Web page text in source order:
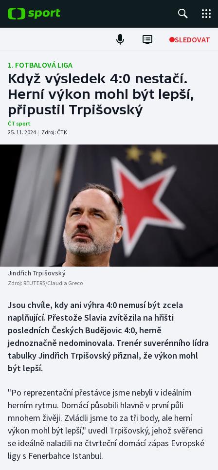
SLEDOVAT
Fotbal
Hokej
Tenis
Atletika
Cyklistika
DALŠÍ SPORTY
Americký fotbal
Baseball a softbal
Basketbal
Biatlon
Box
Curling
Dostihy
Futsal
Golf
Gymnastika
NEPŘEHLÉDNĚTE
Historické návraty
Aplikace ČT sport
1. FOTBALOVÁ LIGA
Když výsledek 4:0 nestačí.
Herní výkon mohl být lepší,
připustil Trpišovský
ČT sport
25. 11. 2024 | Zdroj: ČTK
Jindřich Trpišovský
Zdroj: REUTERS/Claudia Greco
Jsou chvíle, kdy ani výhra 4:0 nemusí být zcela
naplňující. Přestože Slavia zvítězila na hřišti
posledních Českých Budějovic 4:0, herně
jednoznačně nedominovala. Trenér suverénního lídra
tabulky Jindřich Trpišovský přiznal, že výkon mohl
být lepší.
"Po reprezentační přestávce jsme nebyli v ideálním
herním rytmu. Domácí působili hlavně v první půli
mnohem živěji. Zvládli jsme to za tři body, ale herní
výkon mohl být lepší," uvedl Trpišovský, jehož svěřenci
se ideálně naladili na čtvrteční domácí zápas Evropské
ligy s Fenerbahce Istanbul.